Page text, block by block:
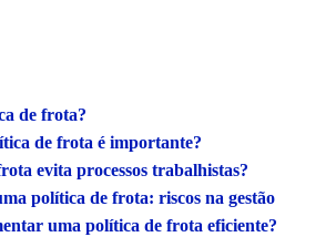
de frota?
de frota é importante?
evita processos trabalhistas?
política de frota: riscos na gestão
uma política de frota eficiente?